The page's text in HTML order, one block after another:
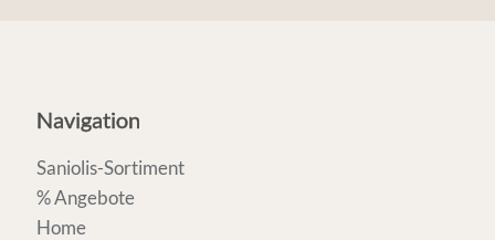
Navigation
Saniolis-Sortiment
% Angebote
Home